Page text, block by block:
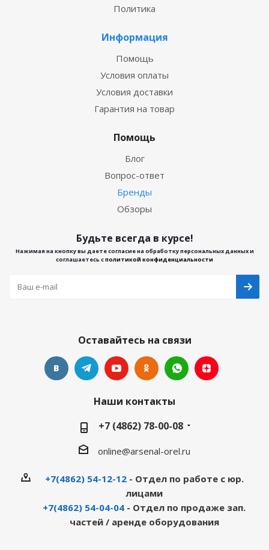
Политика
Информация
Помощь
Условия оплаты
Условия доставки
Гарантия на товар
Помощь
Блог
Вопрос-ответ
Бренды
Обзоры
Будьте всегда в курсе!
Нажимая на кнопку вы даете согласие на обработку персональных данных и
соглашаетесь сполитикой конфиденциальности
Оставайтесь на связи
Наши контакты
+7 (4862) 78-00-08
online@arsenal-orel.ru
+7(4862) 54-12-12- Отдел по работе с юр.
лицами
+7(4862) 54-04-04 - Отдел по продаже зап.
частей / аренде оборудования